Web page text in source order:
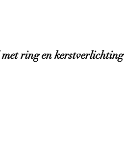
ring en kerstverlichting